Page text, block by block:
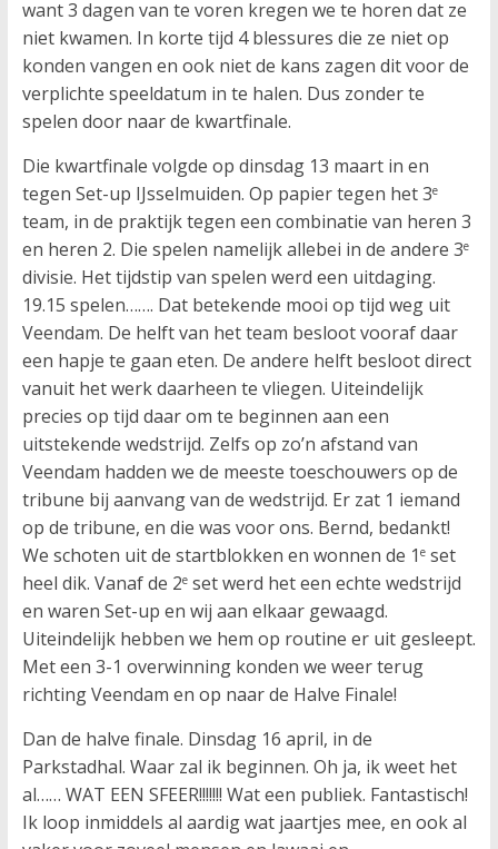
want 3 dagen van te voren kregen we te horen dat ze
niet kwamen. In korte tijd 4 blessures die ze niet op
konden vangen en ook niet de kans zagen dit voor de
verplichte speeldatum in te halen. Dus zonder te
spelen door naar de kwartfinale.
Die kwartfinale volgde op dinsdag 13 maart in en
tegen Set-up IJsselmuiden. Op papier tegen het 3e
team, in de praktijk tegen een combinatie van heren 3
en heren 2. Die spelen namelijk allebei in de andere 3e
divisie. Het tijdstip van spelen werd een uitdaging.
19.15 spelen……. Dat betekende mooi op tijd weg uit
Veendam. De helft van het team besloot vooraf daar
een hapje te gaan eten. De andere helft besloot direct
vanuit het werk daarheen te vliegen. Uiteindelijk
precies op tijd daar om te beginnen aan een
uitstekende wedstrijd. Zelfs op zo’n afstand van
Veendam hadden we de meeste toeschouwers op de
tribune bij aanvang van de wedstrijd. Er zat 1 iemand
op de tribune, en die was voor ons. Bernd, bedankt!
We schoten uit de startblokken en wonnen de 1 eset
heel dik. Vanaf de 2eset werd het een echte wedstrijd
en waren Set-up en wij aan elkaar gewaagd.
Uiteindelijk hebben we hem op routine er uit gesleept.
Met een 3-1 overwinning konden we weer terug
richting Veendam en op naar de Halve Finale!
Dan de halve finale. Dinsdag 16 april, in de
Parkstadhal. Waar zal ik beginnen. Oh ja, ik weet het
al…… WAT EEN SFEER!!!!!!! Wat een publiek. Fantastisch!
Ik loop inmiddels al aardig wat jaartjes mee, en ook al